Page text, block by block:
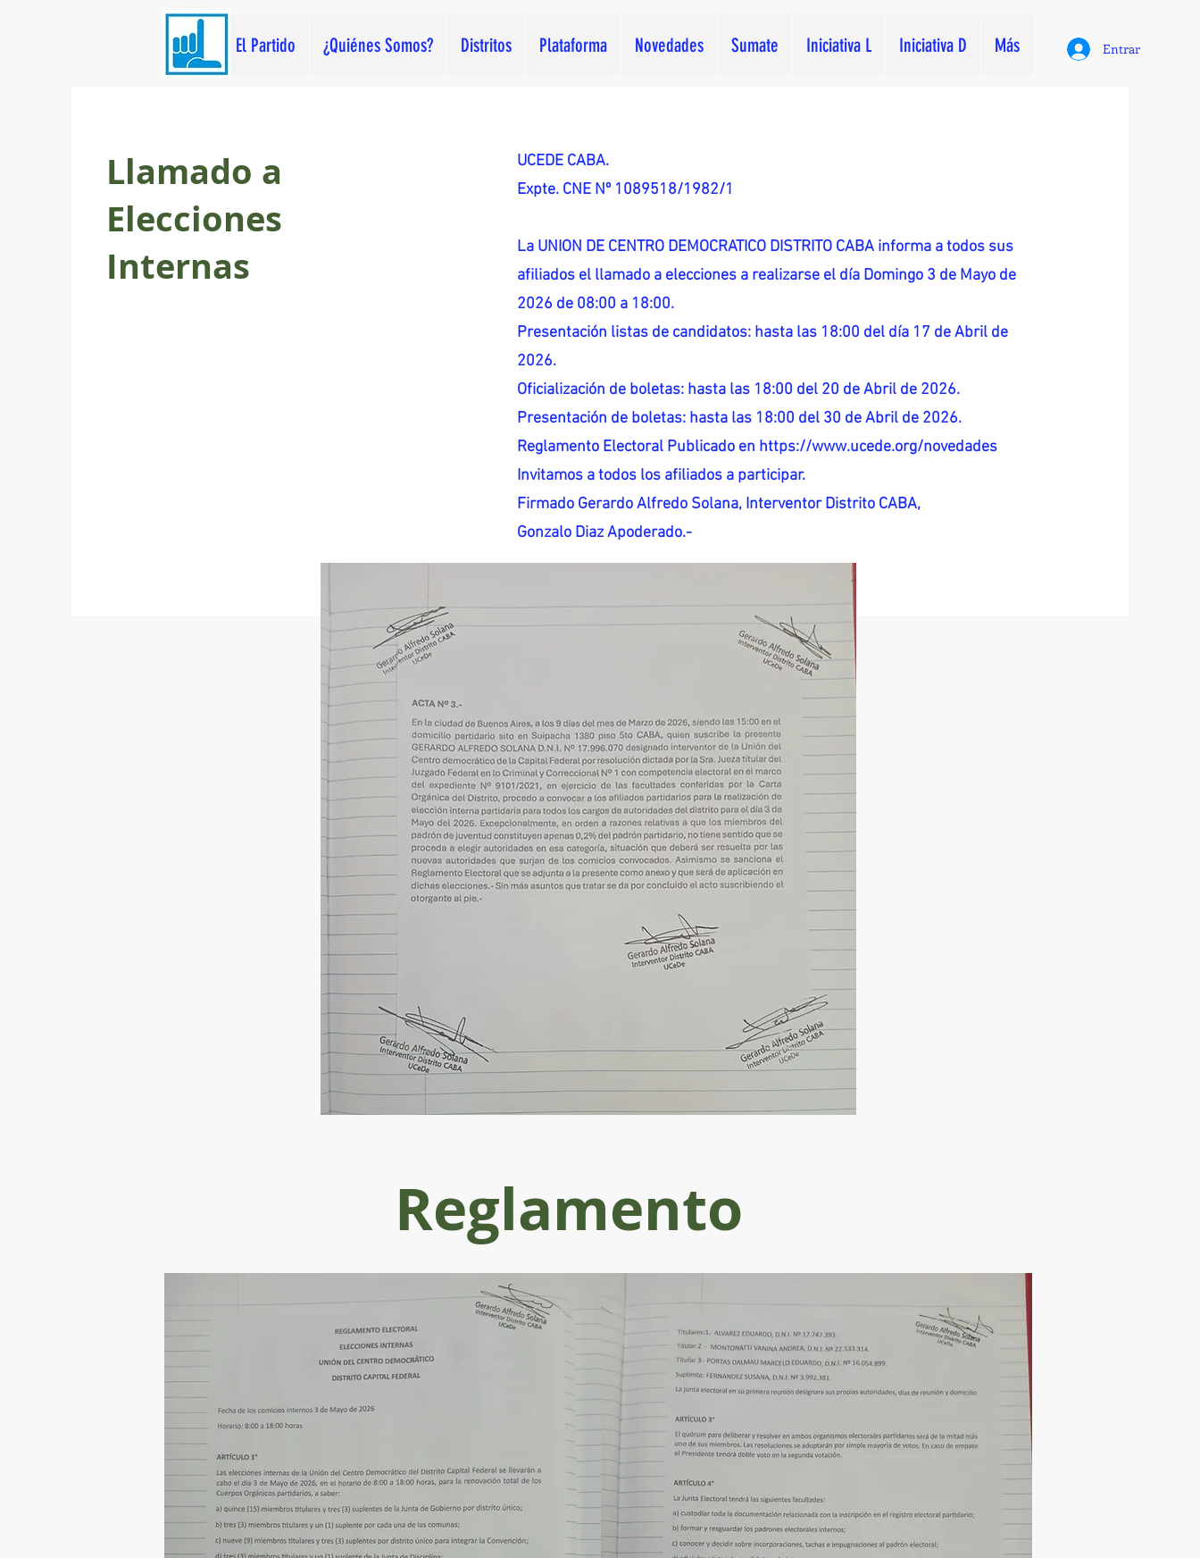
El Partido ¿Quiénes Somos? Distritos Plataforma Novedades Sumate Iniciativa L Iniciativa D Más Entrar
Llamado a
Elecciones
Internas
UCEDE CABA.
Expte. CNE Nº 1089518/1982/1
La UNION DE CENTRO DEMOCRATICO DISTRITO CABA informa a todos sus
afiliados el llamado a elecciones a realizarse el día Domingo 3 de Mayo de
2026 de 08:00 a 18:00.
Presentación listas de candidatos: hasta las 18:00 del día 17 de Abril de
2026.
Oficialización de boletas: hasta las 18:00 del 20 de Abril de 2026.
Presentación de boletas: hasta las 18:00 del 30 de Abril de 2026.
Reglamento Electoral Publicado en https://www.ucede.org/novedades
Invitamos a todos los afiliados a participar.
Firmado Gerardo Alfredo Solana, Interventor Distrito CABA,
Gonzalo Diaz Apoderado.-
Reglamento